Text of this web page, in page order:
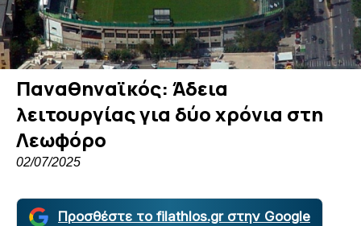
Παναθηναϊκός: Άδεια
λειτουργίας για δύο χρόνια στη
Λεωφόρο
02/07/2025
Προσθέστε το filathlos.gr στην Google